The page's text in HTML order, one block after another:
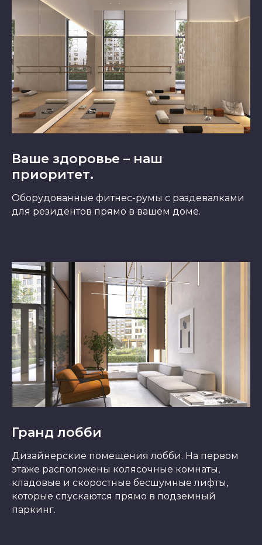
Ваше здоровье – наш
приоритет.
Оборудованные фитнес-румы с раздевалками
для резидентов прямо в вашем доме.
Гранд лобби
Дизайнерские помещения лобби. На первом
этаже расположены колясочные комнаты,
кладовые и скоростные бесшумные лифты,
которые спускаются прямо в подземный
паркинг.